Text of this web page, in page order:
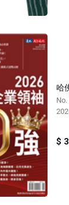
哈
$